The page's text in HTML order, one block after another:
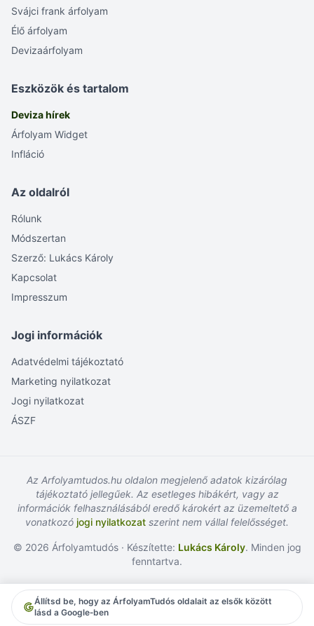
Svájci frank árfolyam
Élő árfolyam
Devizaárfolyam
Eszközök és tartalom
Deviza hírek
Árfolyam Widget
Infláció
Az oldalról
Rólunk
Módszertan
Szerző: Lukács Károly
Kapcsolat
Impresszum
Jogi információk
Adatvédelmi tájékoztató
Marketing nyilatkozat
Jogi nyilatkozat
ÁSZF
Az Arfolyamtudos.hu oldalon megjelenő adatok kizárólag
tájékoztató jellegűek. Az esetleges hibákért, vagy az
információk felhasználásából eredő károkért az üzemeltető a
vonatkozó jogi nyilatkozat szerint nem vállal felelősséget.
© 2026 Árfolyamtudós · Készítette: Lukács Károly. Minden jog
fenntartva.
Állítsd be, hogy az ÁrfolyamTudós oldalait az elsők között
lásd a Google‑ben